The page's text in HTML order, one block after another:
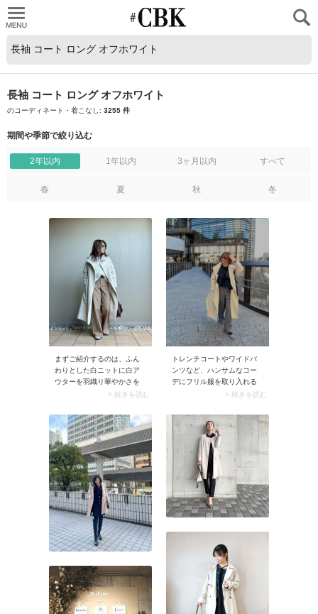
長袖 コート ロング オフホワイト
のコーディネート・着こなし: 3255 件
期間や季節で絞り込む
2年以内 1年以内 3ヶ月以内 すべて
春 夏 秋 冬
まずご紹介するのは、ふん
わりとした白ニットに白ア
ウターを羽織り華やかさを
演出しながら、チノパンで
こちらのコーデ。白とベー
ジュのまろやかな色合い
が、大人ならではの上品さ
を引き立てます。
> 続きを読む
トレンチコートやワイドパ
ンツなど、ハンサムなコー
デにフリル服を取り入れる
のも50代女性におすすめの
しい印象を加えることで、
全身モードな着こなしより
も親しみやすさがアップ！
テイストを混ぜることでお
しゃれ度も格段に上がるん
> 続きを読む